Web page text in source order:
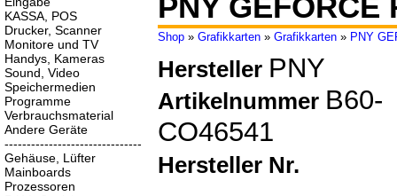
PNY GEFORCE
Shop » Grafikkarten » Grafikkarten » PNY
Hersteller PNY
Artikelnummer B60-
CO46541
Hersteller Nr.
KASSA, POS
Drucker, Scanner
Monitore und TV
Handys, Kameras
Sound, Video
Speichermedien
Programme
Verbrauchsmaterial
Andere Geräte
-------------------------------
Gehäuse, Lüfter
Mainboards
Prozessoren